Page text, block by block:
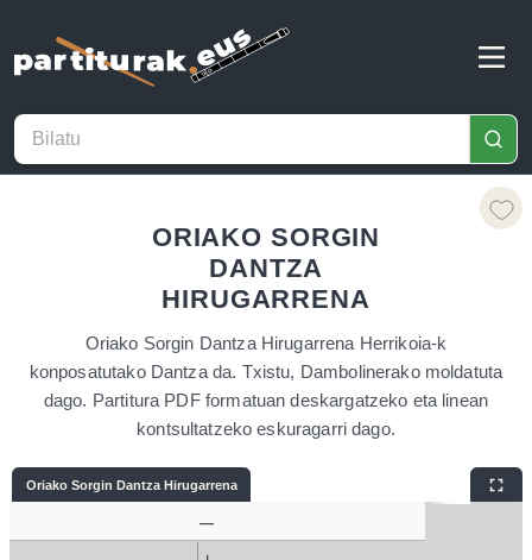
ORIAKO SORGIN
DANTZA
HIRUGARRENA
Oriako Sorgin Dantza Hirugarrena Herrikoia-k
konposatutako Dantza da. Txistu, Dambolinerako moldatuta
dago. Partitura PDF formatuan deskargatzeko eta linean
kontsultatzeko eskuragarri dago.
Oriako Sorgin Dantza Hirugarrena